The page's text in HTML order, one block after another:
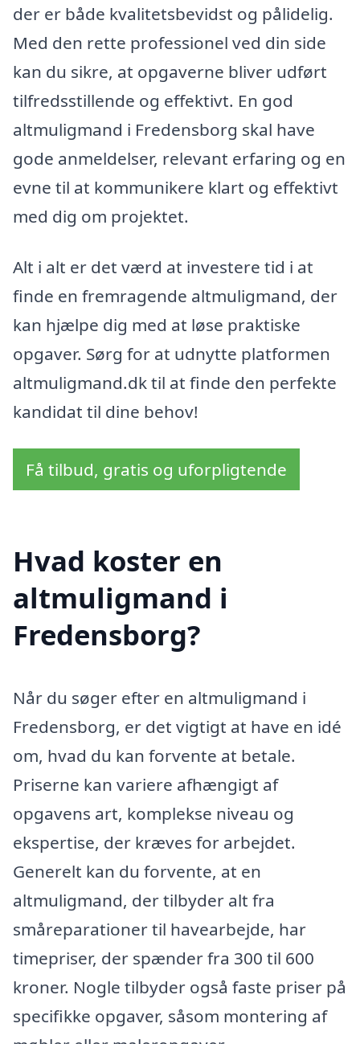
der er både kvalitetsbevidst og pålidelig.
Med den rette professionel ved din side
kan du sikre, at opgaverne bliver udført
tilfredsstillende og effektivt. En god
altmuligmand i Fredensborg skal have
gode anmeldelser, relevant erfaring og en
evne til at kommunikere klart og effektivt
med dig om projektet.
Alt i alt er det værd at investere tid i at
finde en fremragende altmuligmand, der
kan hjælpe dig med at løse praktiske
opgaver. Sørg for at udnytte platformen
altmuligmand.dk til at finde den perfekte
kandidat til dine behov!
Få tilbud, gratis og uforpligtende
Hvad koster en
altmuligmand i
Fredensborg?
Når du søger efter en altmuligmand i
Fredensborg, er det vigtigt at have en idé
om, hvad du kan forvente at betale.
Priserne kan variere afhængigt af
opgavens art, komplekse niveau og
ekspertise, der kræves for arbejdet.
Generelt kan du forvente, at en
altmuligmand, der tilbyder alt fra
småreparationer til havearbejde, har
timepriser, der spænder fra 300 til 600
kroner. Nogle tilbyder også faste priser på
specifikke opgaver, såsom montering af